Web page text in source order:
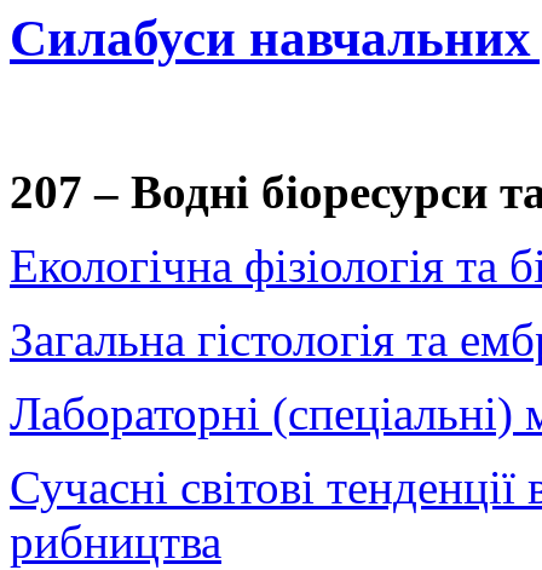
Силабуси
207 – Водні біоресурси
Екологічна фізіологія та
Загальна гістологія та
Лабораторні
Сучасні світові
рибництва